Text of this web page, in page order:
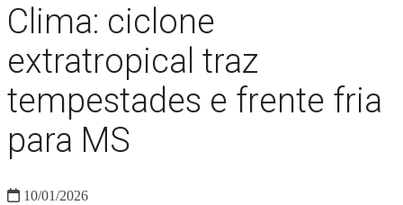
Clima: ciclone
extratropical traz
tempestades e frente fria
para MS
10/01/2026